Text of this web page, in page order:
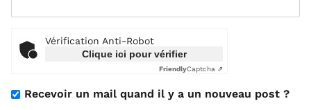
Vérification Anti-Robot
Clique ici pour vérifier
FriendlyCaptcha ⇗
Recevoir un mail quand il y a un nouveau post ?